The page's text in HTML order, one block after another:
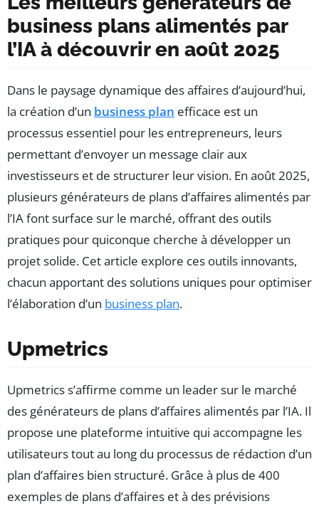
business plans alimentés par
l’IA à découvrir en août 2025
Dans le paysage dynamique des affaires d’aujourd’hui,
la création d’un business plan efficace est un
processus essentiel pour les entrepreneurs, leurs
permettant d’envoyer un message clair aux
investisseurs et de structurer leur vision. En août 2025,
plusieurs générateurs de plans d’affaires alimentés par
l’IA font surface sur le marché, offrant des outils
pratiques pour quiconque cherche à développer un
projet solide. Cet article explore ces outils innovants,
chacun apportant des solutions uniques pour optimiser
l’élaboration d’un business plan.
Upmetrics
Upmetrics s’affirme comme un leader sur le marché
des générateurs de plans d’affaires alimentés par l’IA. Il
propose une plateforme intuitive qui accompagne les
utilisateurs tout au long du processus de rédaction d’un
plan d’affaires bien structuré. Grâce à plus de 400
exemples de plans d’affaires et à des prévisions